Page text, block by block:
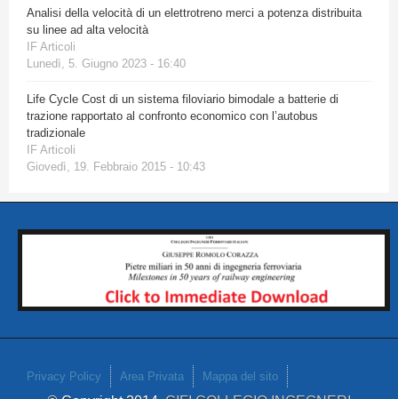
Analisi della velocità di un elettrotreno merci a potenza distribuita
su linee ad alta velocità
IF Articoli
Lunedì, 5. Giugno 2023 - 16:40
Life Cycle Cost di un sistema filoviario bimodale a batterie di
trazione rapportato al confronto economico con l’autobus
tradizionale
IF Articoli
Giovedì, 19. Febbraio 2015 - 10:43
Privacy Policy Area Privata Mappa del sito